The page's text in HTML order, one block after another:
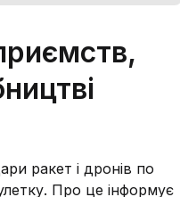
ракет і дронів по
Про це інформує